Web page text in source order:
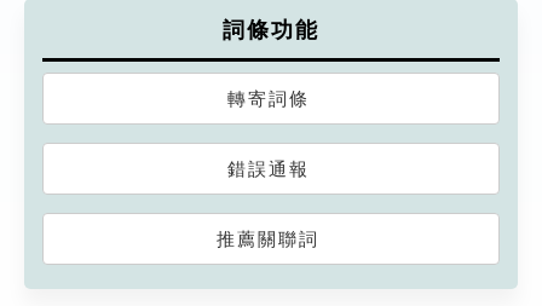
詞條功能
轉寄詞條
錯誤通報
推薦關聯詞